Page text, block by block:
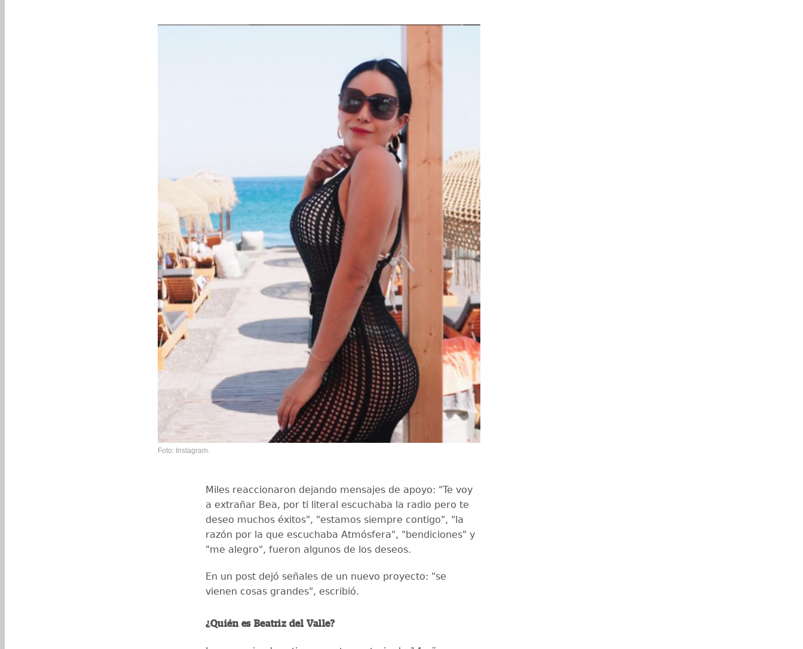
Foto: Instagram.
Miles reaccionaron dejando mensajes de apoyo: "Te voy
a extrañar Bea, por ti literal escuchaba la radio pero te
deseo muchos éxitos", "estamos siempre contigo", "la
razón por la que escuchaba Atmósfera", "bendiciones" y
"me alegro", fueron algunos de los deseos.
En un post dejó señales de un nuevo proyecto: "se
vienen cosas grandes", escribió.
¿Quién es Beatriz del Valle?